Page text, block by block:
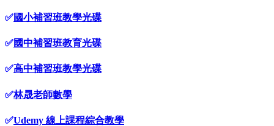
✅國小補習班教學光碟
✅國中補習班教育光碟
✅高中補習班教學光碟
✅林晟老師數學
✅Udemy 線上課程綜合教學